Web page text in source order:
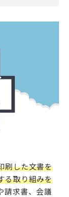
刷した文書を
る取り組みを
請求書、会議